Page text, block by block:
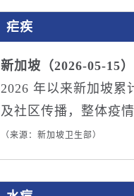
疟疾
新加坡（2026-05-15）
2026 年以来新加坡累
及社区传播，整体疫情
（来源：新加坡卫生部）